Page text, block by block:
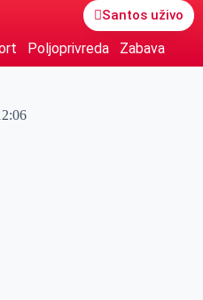
Santos uživo
Poljoprivreda Zabava